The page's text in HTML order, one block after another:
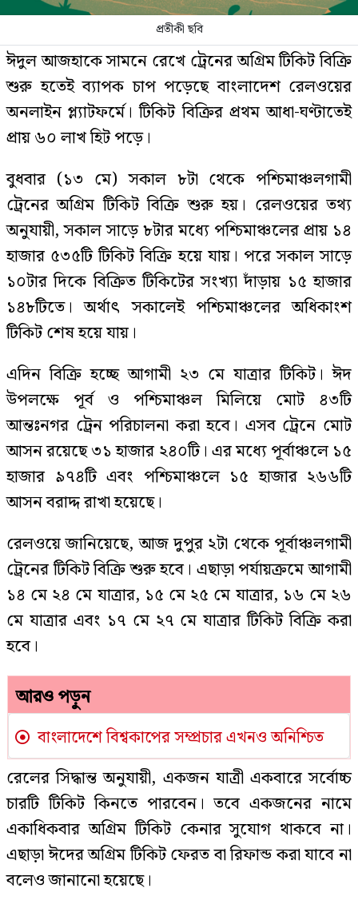
প্রতীকী ছবি
ঈদুল আজহাকে সামনে রেখে ট্রেনের অগ্রিম টিকিট বিক্রি
শুরু হতেই ব্যাপক চাপ পড়েছে বাংলাদেশ রেলওয়ের
অনলাইন প্ল্যাটফর্মে। টিকিট বিক্রির প্রথম আধা-ঘণ্টাতেই
প্রায় ৬০ লাখ হিট পড়ে।
বুধবার (১৩ মে) সকাল ৮টা থেকে পশ্চিমাঞ্চলগামী
ট্রেনের অগ্রিম টিকিট বিক্রি শুরু হয়। রেলওয়ের তথ্য
অনুযায়ী, সকাল সাড়ে ৮টার মধ্যে পশ্চিমাঞ্চলের প্রায় ১৪
হাজার ৫৩৫টি টিকিট বিক্রি হয়ে যায়। পরে সকাল সাড়ে
১০টার দিকে বিক্রিত টিকিটের সংখ্যা দাঁড়ায় ১৫ হাজার
১৪৮টিতে। অর্থাৎ সকালেই পশ্চিমাঞ্চলের অধিকাংশ
টিকিট শেষ হয়ে যায়।
এদিন বিক্রি হচ্ছে আগামী ২৩ মে যাত্রার টিকিট। ঈদ
উপলক্ষে পূর্ব ও পশ্চিমাঞ্চল মিলিয়ে মোট ৪৩টি
আন্তঃনগর ট্রেন পরিচালনা করা হবে। এসব ট্রেনে মোট
আসন রয়েছে ৩১ হাজার ২৪০টি। এর মধ্যে পূর্বাঞ্চলে ১৫
হাজার ৯৭৪টি এবং পশ্চিমাঞ্চলে ১৫ হাজার ২৬৬টি
আসন বরাদ্দ রাখা হয়েছে।
রেলওয়ে জানিয়েছে, আজ দুপুর ২টা থেকে পূর্বাঞ্চলগামী
ট্রেনের টিকিট বিক্রি শুরু হবে। এছাড়া পর্যায়ক্রমে আগামী
১৪ মে ২৪ মে যাত্রার, ১৫ মে ২৫ মে যাত্রার, ১৬ মে ২৬
মে যাত্রার এবং ১৭ মে ২৭ মে যাত্রার টিকিট বিক্রি করা
হবে।
আরও পড়ুন
বাংলাদেশে বিশ্বকাপের সম্প্রচার এখনও অনিশ্চিত
রেলের সিদ্ধান্ত অনুযায়ী, একজন যাত্রী একবারে সর্বোচ্চ
চারটি টিকিট কিনতে পারবেন। তবে একজনের নামে
একাধিকবার অগ্রিম টিকিট কেনার সুযোগ থাকবে না।
এছাড়া ঈদের অগ্রিম টিকিট ফেরত বা রিফান্ড করা যাবে না
বলেও জানানো হয়েছে।